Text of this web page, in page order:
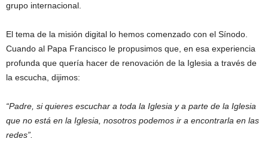
grupo internacional.
El tema de la misión digital lo hemos comenzado con el Sínodo.
Cuando al Papa Francisco le propusimos que, en esa experiencia
profunda que quería hacer de renovación de la Iglesia a través de
la escucha, dijimos:
“Padre, si quieres escuchar a toda la Iglesia y a parte de la Iglesia
que no está en la Iglesia, nosotros podemos ir a encontrarla en las
redes”.